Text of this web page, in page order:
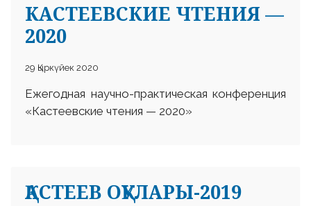
КАСТЕЕВСКИЕ ЧТЕНИЯ —
2020
29 Қыркүйек 2020
Ежегодная научно-практическая конференция
«Кастеевские чтения — 2020»
ҚАСТЕЕВ ОҚУЛАРЫ-2019